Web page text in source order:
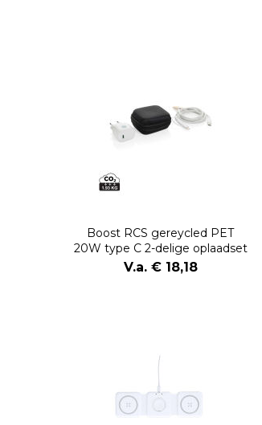
Boost RCS gereycled PET
20W type C 2-delige oplaadset
V.a. € 18,18